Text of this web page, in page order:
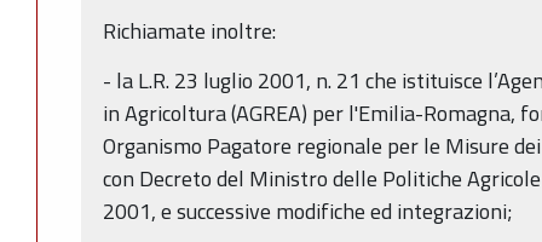
Richiamate inoltre:
- la L.R. 23 luglio 2001, n. 21 che istituisce
in Agricoltura (AGREA) per l'Emilia-Romagna,
Organismo Pagatore regionale per le Misure
con Decreto del Ministro delle Politiche
2001, e successive modifiche ed integrazioni;